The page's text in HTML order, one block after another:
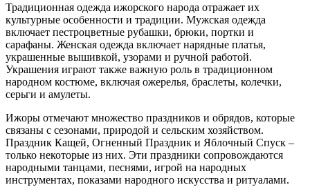
Традиционная одежда ижорского народа отражает их
культурные особенности и традиции. Мужская одежда
включает пестроцветные рубашки, брюки, портки и
сарафаны. Женская одежда включает нарядные платья,
украшенные вышивкой, узорами и ручной работой.
Украшения играют также важную роль в традиционном
народном костюме, включая ожерелья, браслеты, колечки,
серьги и амулеты.
Ижоры отмечают множество праздников и обрядов, которые
связаны с сезонами, природой и сельским хозяйством.
Праздник Кащей, Огненный Праздник и Яблочный Спуск –
только некоторые из них. Эти праздники сопровождаются
народными танцами, песнями, игрой на народных
инструментах, показами народного искусства и ритуалами.